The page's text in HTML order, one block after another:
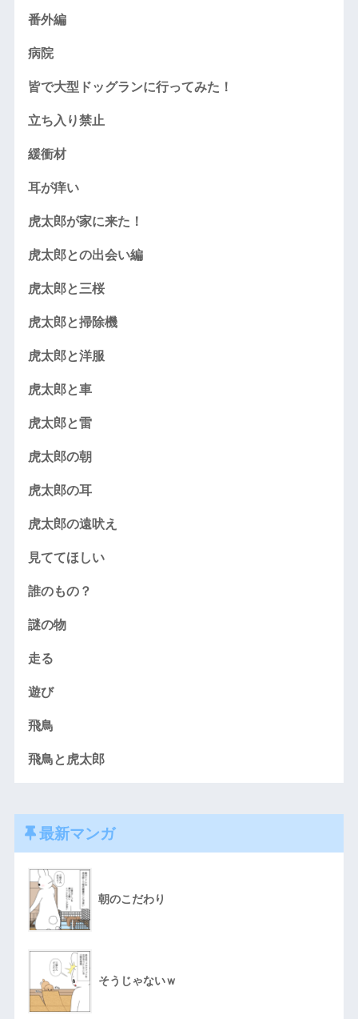
番外編
病院
皆で大型ドッグランに行ってみた！
立ち入り禁止
緩衝材
耳が痒い
虎太郎が家に来た！
虎太郎との出会い編
虎太郎と三桜
虎太郎と掃除機
虎太郎と洋服
虎太郎と車
虎太郎と雷
虎太郎の朝
虎太郎の耳
虎太郎の遠吠え
見ててほしい
誰のもの？
謎の物
走る
遊び
飛鳥
飛鳥と虎太郎
最新マンガ
朝のこだわり
そうじゃないｗ